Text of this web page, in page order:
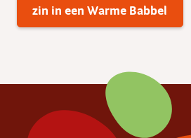
zin in een Warme Babbel